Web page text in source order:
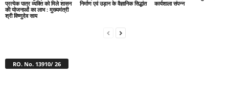
प्रत्येक पात्र व्यक्ति को मिले शासन
की योजनाओं का लाभ : मुख्यमंत्री
श्री विष्णुदेव साय
निर्माण एवं उड़ान के वैज्ञानिक सिद्धांत
कार्यशाला संपन्न
RO. No. 13910/ 26